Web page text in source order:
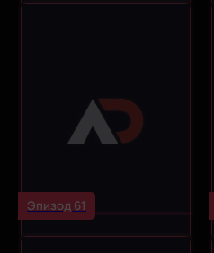
Эпизод 61